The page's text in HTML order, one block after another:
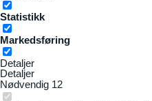
Statistikk
Markedsføring
Detaljer
Detaljer
Nødvendig 12